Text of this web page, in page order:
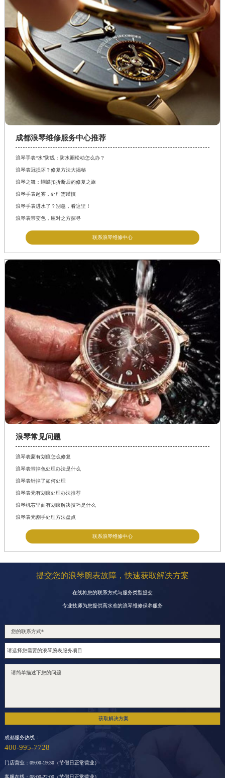
成都浪琴维修服务中心推荐
浪琴手表“水”防线：防水圈松动怎么办？
浪琴表冠损坏？修复方法大揭秘
浪琴之舞：蝴蝶扣折断后的修复之旅
浪琴手表起雾，处理需谨慎
浪琴手表进水了？别急，看这里！
浪琴表带变色，应对之方探寻
联系浪琴维修中心
浪琴常见问题
浪琴表蒙有划痕怎么修复
浪琴表带掉色处理办法是什么
浪琴表针掉了如何处理
浪琴表壳有划痕处理办法推荐
浪琴机芯里面有划痕解决技巧是什么
浪琴表壳割手处理方法盘点
联系浪琴维修中心
提交您的浪琴腕表故障，快速获取解决方案
在线将您的联系方式与服务类型提交
专业技师为您提供高水准的浪琴维修保养服务
获取解决方案
成都服务热线：
400-995-7728
门店营业：09:00-19:30（节假日正常营业）